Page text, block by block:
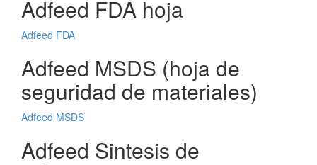
Adfeed FDA hoja
Adfeed FDA
Adfeed MSDS (hoja de
seguridad de materiales)
Adfeed MSDS
Adfeed Sintesis de